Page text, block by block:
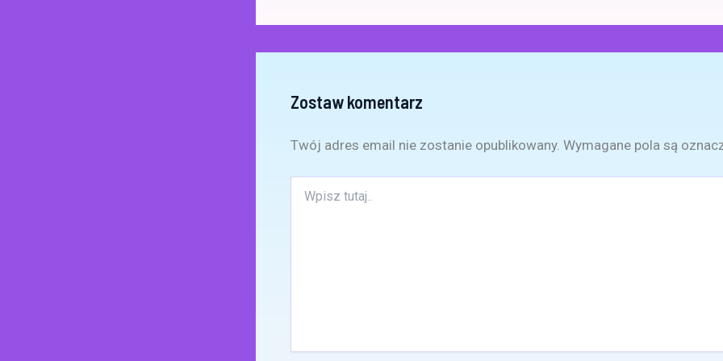
Zostaw komentarz
Twój adres email nie zostanie opublikowany. Wymagane pola są
tutaj..